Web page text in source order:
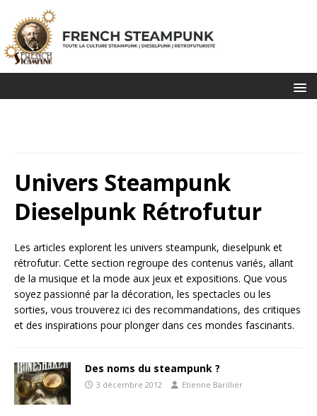
Univers Steampunk
Dieselpunk Rétrofutur
Les articles explorent les univers steampunk, dieselpunk et
rétrofutur. Cette section regroupe des contenus variés, allant
de la musique et la mode aux jeux et expositions. Que vous
soyez passionné par la décoration, les spectacles ou les
sorties, vous trouverez ici des recommandations, des critiques
et des inspirations pour plonger dans ces mondes fascinants.
Des noms du steampunk ?
3 décembre 2012 Etienne Barillier